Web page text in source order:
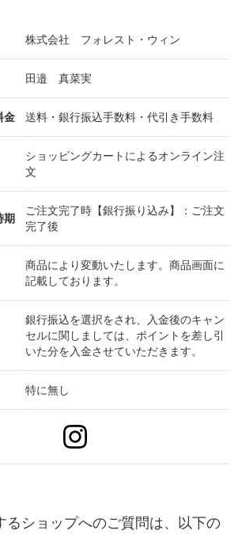
株式会社 フォレスト・ウィン
田邉 真菜実
金 送料・銀行振込手数料・代引き手数料
ショッピングカートによるオンライン注
文
期
ご注文完了時【銀行振り込み】：ご注文
完了後
商品により変動いたします。商品画面に
記載しております。
銀行振込を選択をされ、入金後のキャン
セルに関しましては、ポイントを差し引
いた分を入金させていただきます。
特に無し
るショップへのご質問は、以下の